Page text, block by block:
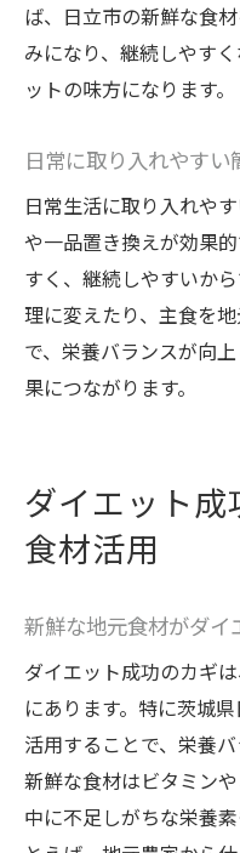
ント
長く続けら
ダイエット中
リバウンドを
ダイエット後
食事と運動のバラ
ダイエットに
わせ
無理なく続く
特徴
食事改善と運
バランス重視
ストレスなく楽し
楽しみながら
コツ
ストレスフリ
ば、日立市の新鮮な食
みになり、継続しやす
ットの味方になります。
日常に取り入れやす
日常生活に取り入れや
や一品置き換えが効果
すく、継続しやすいか
理に変えたり、主食を
で、栄養バランスが向
果につながります。
ダイエット
食材活用
新鮮な地元食材がダイ
ダイエット成功のカギ
にあります。特に茨城
活用することで、栄養
新鮮な食材はビタミン
中に不足しがちな栄養